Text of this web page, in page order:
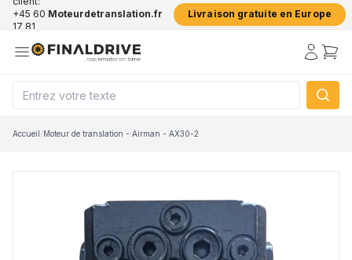
+45 60
17 81
Moteurdetranslation.fr Livraison gratuite en Europe
Accueil/Moteur de translation - Airman - AX30-2